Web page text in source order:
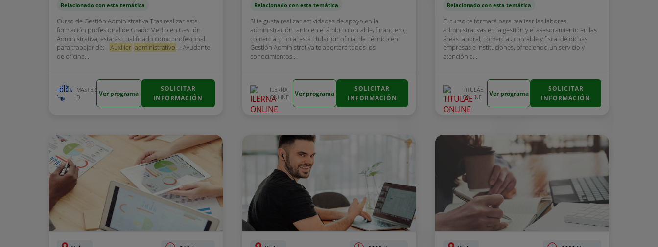
Relacionado con esta temática
Curso de Gestión Administrativa Tras realizar esta
formación profesional de Grado Medio en Gestión
Administrativa, estarás cualificado como profesional
para trabajar de: - Auxiliar administrativo . - Ayudante
de oficina....
MASTER
D
Ver programa
SOLICITAR
INFORMACIÓN
Relacionado con esta temática
Si te gusta realizar actividades de apoyo en la
administración tanto en el ámbito contable, financiero,
comercial o local esta titulación oficial de Técnico en
Gestión Administrativa te aportará todos los
conocimientos...
ILERNA
ONLINE
Ver programa
SOLICITAR
INFORMACIÓN
Relacionado con esta temática
El curso te formará para realizar las labores
administrativas en la gestión y el asesoramiento en las
áreas laboral, comercial, contable y fiscal de dichas
empresas e instituciones, ofreciendo un servicio y
atención a...
TITULAE
ONLINE
Ver programa
SOLICITAR
INFORMACIÓN